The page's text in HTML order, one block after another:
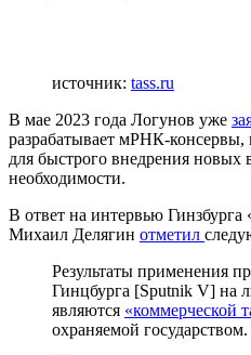
источник: tass.ru
В мае 2023 года Логунов уже
разрабатывает мРНК-консервы,
для быстрого внедрения новых
необходимости.
В ответ на интервью Гинзбурга
Михаил Делягин отметил
Результаты применения
Гинцбурга [Sputnik V] на
являются «коммерческой
охраняемой государством.